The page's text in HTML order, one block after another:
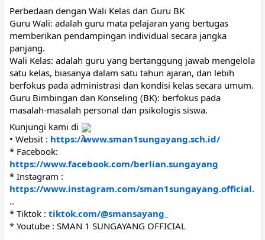
Perbedaan dengan Wali Kelas dan Guru BK
Guru Wali: adalah guru mata pelajaran yang bertugas
memberikan pendampingan individual secara jangka
panjang.
Wali Kelas: adalah guru yang bertanggung jawab mengelola
satu kelas, biasanya dalam satu tahun ajaran, dan lebih
berfokus pada administrasi dan kondisi kelas secara umum.
Guru Bimbingan dan Konseling (BK): berfokus pada
masalah-masalah personal dan psikologis siswa.
Kunjungi kami di
• Websit : https://www.sman1sungayang.sch.id/
* Facebook:
https://www.facebook.com/berlian.sungayang
* Instagram :
https://www.instagram.com/sman1sungayang.official.
..
* Tiktok : tiktok.com/@smansayang_
* Youtube : SMAN 1 SUNGAYANG OFFICIAL